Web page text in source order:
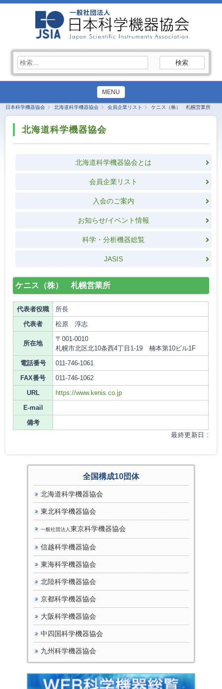
索:
MENU
日本科学機器協会 北海道科学機器協会 会員企業リスト ケニス（株） 札幌営業所
北海道科学機器協会
北海道科学機器協会とは
会員企業リスト
入会のご案内
お知らせ/イベント情報
科学・分析機器総覧
JASIS
ケニス（株） 札幌営業所
代表者役職
所長
代表者
松原 淳志
所在地
〒001-0010
札幌市北区北10条西4丁目1-19 楠本第10ビル1F
電話番号
011-746-1061
FAX番号
011-746-1062
URL
https://www.kenis.co.jp
E-mail
備考
最終更新日 :
全国構成10団体
北海道科学機器協会
東北科学機器協会
一般社団法人 東京科学機器協会
信越科学機器協会
東海科学機器協会
北陸科学機器協会
京都科学機器協会
大阪科学機器協会
中四国科学機器協会
九州科学機器協会